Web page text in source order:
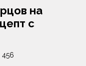
на
с
456